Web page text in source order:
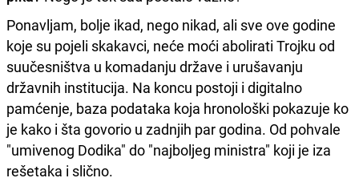
Ponavljam, bolje ikad, nego nikad, ali sve ove godine
koje su pojeli skakavci, neće moći abolirati Trojku od
suučesništva u komadanju države i urušavanju
državnih institucija. Na koncu postoji i digitalno
pamćenje, baza podataka koja hronološki pokazuje ko
je kako i šta govorio u zadnjih par godina. Od pohvale
"umivenog Dodika" do "najboljeg ministra" koji je iza
rešetaka i slično.